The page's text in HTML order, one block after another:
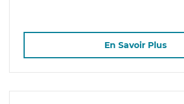
En Savoir Plus